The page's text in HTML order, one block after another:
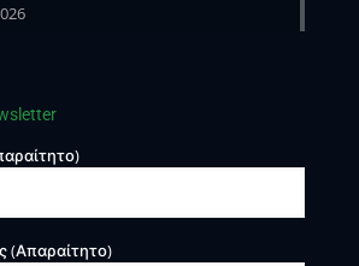
(Απαραίτητο)